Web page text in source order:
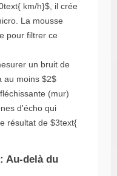
km/h}$ , il crée
La mousse
pour filtrer ce
un bruit de
au moins $2$
(mur)
d'écho qui
résultat de $3text{
Au-delà du